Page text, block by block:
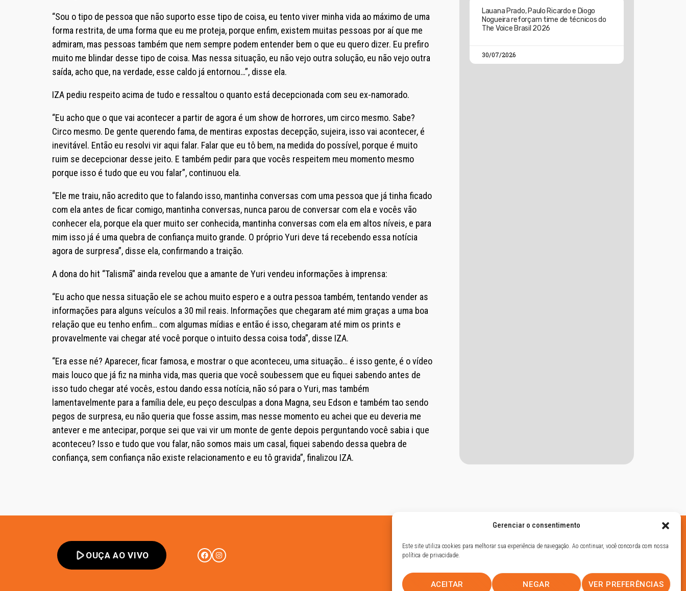
Gerenciar o consentimento
Este site utiliza cookies para melhorar sua experiência de navegação. Ao continuar, você concorda com nossa
política de privacidade.
ACEITAR NEGAR VER PREFERÊNCIAS
“Sou o tipo de pessoa que não suporto esse tipo de coisa, eu tento viver minha vida ao máximo de uma
forma restrita, de uma forma que eu me proteja, porque enfim, existem muitas pessoas por aí que me
admiram, mas pessoas também que nem sempre podem entender bem o que eu quero dizer. Eu prefiro
muito me blindar desse tipo de coisa. Mas nessa situação, eu não vejo outra solução, eu não vejo outra
saída, acho que, na verdade, esse caldo já entornou…”, disse ela.
IZA pediu respeito acima de tudo e ressaltou o quanto está decepcionada com seu ex-namorado.
“Eu acho que o que vai acontecer a partir de agora é um show de horrores, um circo mesmo. Sabe?
Circo mesmo. De gente querendo fama, de mentiras expostas decepção, sujeira, isso vai acontecer, é
inevitável. Então eu resolvi vir aqui falar. Falar que eu tô bem, na medida do possível, porque é muito
ruim se decepcionar desse jeito. E também pedir para que vocês respeitem meu momento mesmo
porque isso é tudo que eu vou falar”, continuou ela.
“Ele me traiu, não acredito que to falando isso, mantinha conversas com uma pessoa que já tinha ficado
com ela antes de ficar comigo, mantinha conversas, nunca parou de conversar com ela e vocês vão
conhecer ela, porque ela quer muito ser conhecida, mantinha conversas com ela em altos níveis, e para
mim isso já é uma quebra de confiança muito grande. O próprio Yuri deve tá recebendo essa notícia
agora de surpresa”, disse ela, confirmando a traição.
A dona do hit “Talismã” ainda revelou que a amante de Yuri vendeu informações à imprensa:
“Eu acho que nessa situação ele se achou muito espero e a outra pessoa também, tentando vender as
informações para alguns veículos a 30 mil reais. Informações que chegaram até mim graças a uma boa
relação que eu tenho enfim… com algumas mídias e então é isso, chegaram até mim os prints e
provavelmente vai chegar até você porque o intuito dessa coisa toda”, disse IZA.
“Era esse né? Aparecer, ficar famosa, e mostrar o que aconteceu, uma situação… é isso gente, é o vídeo
mais louco que já fiz na minha vida, mas queria que você soubessem que eu fiquei sabendo antes de
isso tudo chegar até vocês, estou dando essa notícia, não só para o Yuri, mas também
lamentavelmente para a família dele, eu peço desculpas a dona Magna, seu Edson e também tao sendo
pegos de surpresa, eu não queria que fosse assim, mas nesse momento eu achei que eu deveria me
antever e me antecipar, porque sei que vai vir um monte de gente depois perguntando você sabia i que
aconteceu? Isso e tudo que vou falar, não somos mais um casal, fiquei sabendo dessa quebra de
confiança, sem confiança não existe relacionamento e eu tô gravida”, finalizou IZA.
Lauana Prado, Paulo Ricardo e Diogo
Nogueira reforçam time de técnicos do
The Voice Brasil 2026
30/07/2026
play_arrowOUÇA AO VIVO